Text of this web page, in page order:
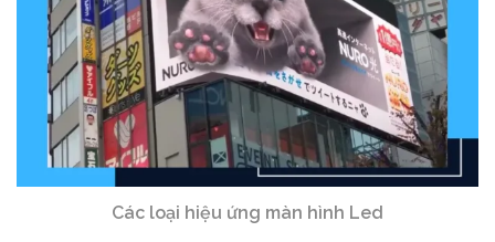
Các loại hiệu ứng màn hình Led